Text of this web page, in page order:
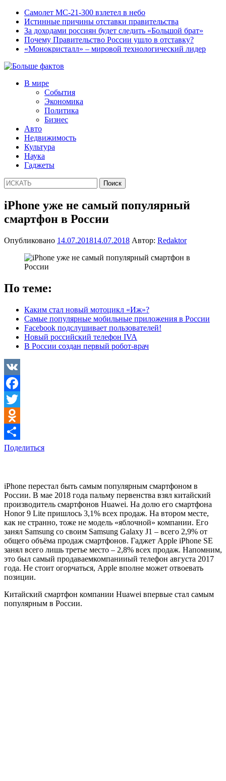
Самолет МС-21-300 взлетел в небо
Истинные причины отставки правительства
За доходами россиян будет следить «Большой брат»
Почему Правительство России ушло в отставку?
«Монокристалл» – мировой технологический лидер
В мире
События
Экономика
Политика
Бизнес
Авто
Недвижимость
Культура
Наука
Гаджеты
iPhone уже не самый популярный
смартфон в России
Опубликовано 14.07.201814.07.2018 Автор: Redaktor
По теме:
Каким стал новый мотоцикл «Иж»?
Самые популярные мобильные приложения в России
Facebook подслушивает пользователей!
Новый российский телефон IVA
В России создан первый робот-врач
VK
Facebook
Twitter
Odnoklassniki
Поделиться
iPhone перестал быть самым популярным смартфоном в
России. В мае 2018 года пальму первенства взял китайский
производитель смартфонов Huawei. На долю его смартфона
Honor 9 Lite пришлось 3,1% всех продаж. На втором месте,
как не странно, тоже не модель «яблочной» компании. Его
занял Samsung со своим Samsung Galaxy J1 – всего 2,9% от
общего объёма продаж смартфонов. Гаджет Apple iPhone SE
занял всего лишь третье место – 2,8% всех продаж. Напомним,
это был самый продаваемкомпанииый телефон августа 2017
года. Не стоит огорчаться, Apple вполне может отвоевать
позиции.
Китайский смартфон компании Huawei впервые стал самым
популярным в России.